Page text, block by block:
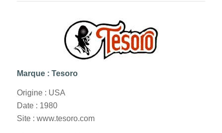
Marque : Tesoro
Origine : USA
Date : 1980
Site : www.tesoro.com